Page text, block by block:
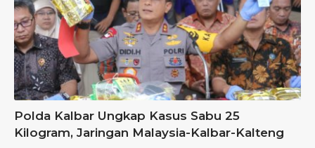
Polda Kalbar Ungkap Kasus Sabu 25
Kilogram, Jaringan Malaysia-Kalbar-Kalteng